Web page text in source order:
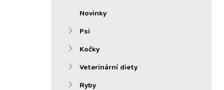
Novinky
Psi
Kočky
Veterinární diety
Ryby